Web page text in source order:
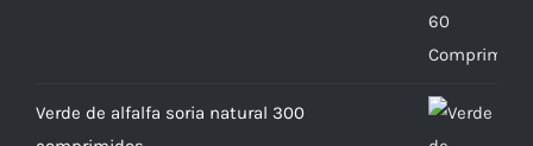
Verde de alfalfa soria natural 300